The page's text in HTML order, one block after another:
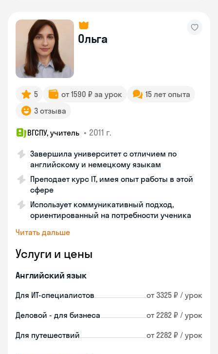
Ольга
5 от 1590 ₽ за урок
15 лет опыта
3 отзыва
ВГСПУ, учитель • 2011 г.
Завершила университет с отличием по
английскому и немецкому языкам
Преподает курс IT, имея опыт работы в этой
сфере
Использует коммуникативный подход,
ориентированный на потребности ученика
Читать дальше
Услуги и цены
Английский язык
Для ИТ-специалистов от 3325 ₽ / урок
Деловой - для бизнеса от 2282 ₽ / урок
Для путешествий от 2282 ₽ / урок